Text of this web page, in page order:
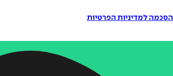
הסכמה למדיניות הפרטיות